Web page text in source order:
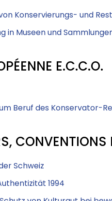
Konservierungs- und
in Museen und
E.C.C.O.
Beruf des Konservator-
CONVENTIONS
Schweiz
1994